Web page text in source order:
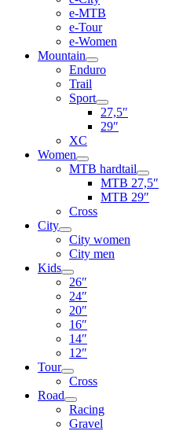
e-MTB
e-Tour
e-Women
Mountain
Enduro
Trail
Sport
27,5″
29″
XC
Women
MTB hardtail
MTB 27,5″
MTB 29″
Cross
City
City women
City men
Kids
26″
24″
20″
16″
14″
12″
Tour
Cross
Road
Racing
Gravel